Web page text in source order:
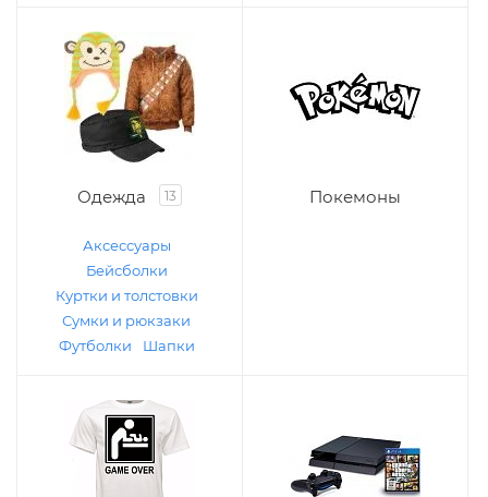
Одежда 13
Аксессуары
Бейсболки
Куртки и толстовки
Сумки и рюкзаки
Футболки
Шапки
Покемоны